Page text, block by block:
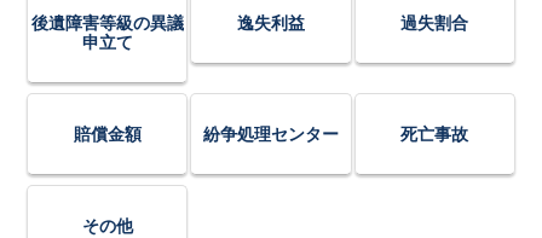
後遺障害等級の異議
申立て
逸失利益 過失割合
賠償金額 紛争処理センター 死亡事故
その他